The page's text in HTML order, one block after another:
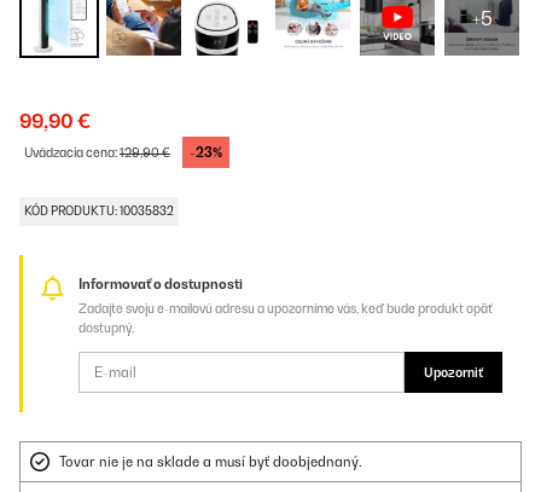
+5
99,90 €
Uvádzacia cena:129,90 € -23%
KÓD PRODUKTU: 10035832
Informovať o dostupnosti
Zadajte svoju e-mailovú adresu a upozorníme vás, keď bude produkt opäť
dostupný.
Upozorniť
Tovar nie je na sklade a musí byť doobjednaný.